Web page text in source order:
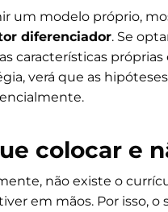
um modelo próprio,
diferenciador. Se
características
verá que as
colocar e
não existe o
em mãos. Por isso,